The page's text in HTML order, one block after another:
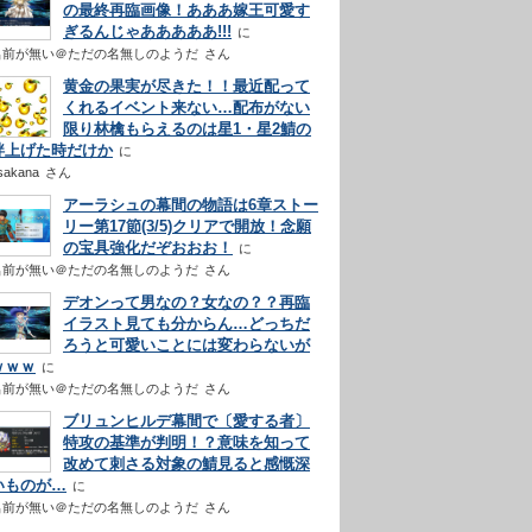
の最終再臨画像！あああ嫁王可愛す
ぎるんじゃあああああ!!!
前が無い＠ただの名無しのようだ さん
黄金の果実が尽きた！！最近配って
くれるイベント来ない…配布がない
限り林檎もらえるのは星1・星2鯖の
上げた時だけか
さん
アーラシュの幕間の物語は6章ストー
リー第17節(3/5)クリアで開放！念願
の宝具強化だぞおおお！
前が無い＠ただの名無しのようだ さん
デオンって男なの？女なの？？再臨
イラスト見ても分からん…どっちだ
ろうと可愛いことには変わらないが
ｗｗ
前が無い＠ただの名無しのようだ さん
ブリュンヒルデ幕間で〔愛する者〕
特攻の基準が判明！？意味を知って
改めて刺さる対象の鯖見ると感慨深
ものが…
前が無い＠ただの名無しのようだ さん